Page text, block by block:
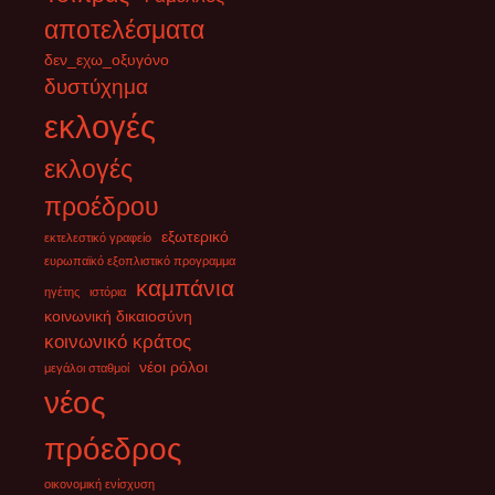
Υπό κράτηση η πρώην επικεφαλής της εξωτερικής πολιτικής και
ανώτερος διπλωμάτης της ΕΕ, Φεντερίκα Μογκερίνι. Μετά από
σημερινές αναφορές ότι
αποτελέσματα
δεν_εχω_οξυγόνο
δυστύχημα
εκλογές
εκλογές
προέδρου
εκτελεστικό γραφείο εξωτερικό
ευρωπαϊκό εξοπλιστικό προγραμμα
ηγέτης ιστόρια καμπάνια
κοινωνική δικαιοσύνη
κοινωνικό κράτος
μεγάλοι σταθμοί νέοι ρόλοι
νέος
πρόεδρος
οικονομική ενίσχυση